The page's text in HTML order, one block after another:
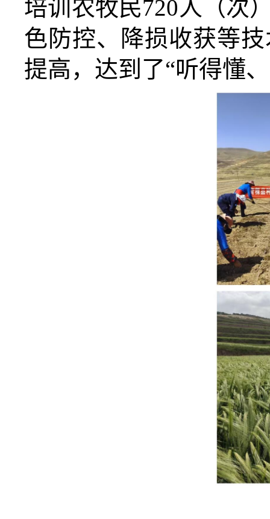
培训农牧民720人（次
色防控、 降损收获等
提高，达到了“听得懂